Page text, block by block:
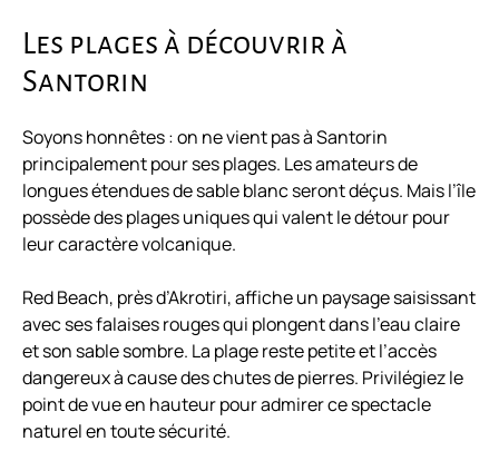
Les plages à découvrir à
Santorin
Soyons honnêtes : on ne vient pas à Santorin
principalement pour ses plages. Les amateurs de
longues étendues de sable blanc seront déçus. Mais l’île
possède des plages uniques qui valent le détour pour
leur caractère volcanique.
Red Beach, près d’Akrotiri, affiche un paysage saisissant
avec ses falaises rouges qui plongent dans l’eau claire
et son sable sombre. La plage reste petite et l’accès
dangereux à cause des chutes de pierres. Privilégiez le
point de vue en hauteur pour admirer ce spectacle
naturel en toute sécurité.